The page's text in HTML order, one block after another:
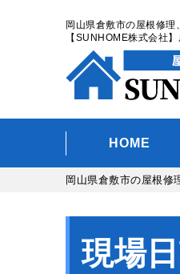
岡山県倉敷市の屋根修理
【SUNHOME株式会社
HOME
岡山県倉敷市の屋根修
現場